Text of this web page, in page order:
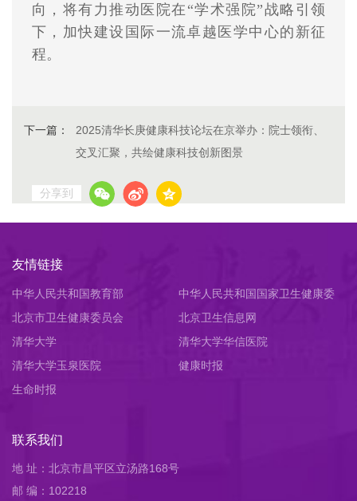
向，将有力推动医院在“学术强院”战略引领
下，加快建设国际一流卓越医学中心的新征
程。
下一篇：
2025清华长庚健康科技论坛在京举办：院士领衔、
交叉汇聚，共绘健康科技创新图景
分享到
友情链接
中华人民共和国教育部
中华人民共和国国家卫生健康委
员会
北京市卫生健康委员会
北京卫生信息网
清华大学
清华大学华信医院
清华大学玉泉医院
健康时报
生命时报
联系我们
地 址：北京市昌平区立汤路168号
邮 编：102218